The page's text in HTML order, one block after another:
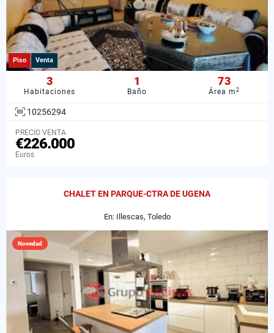
Piso Venta
3
Habitaciones
1
Baño
73
Área m2
10256294
PRECIO VENTA
€226.000
Euros
CHALET EN PARQUE-CTRA DE UGENA
En: Illescas, Toledo
Novedad